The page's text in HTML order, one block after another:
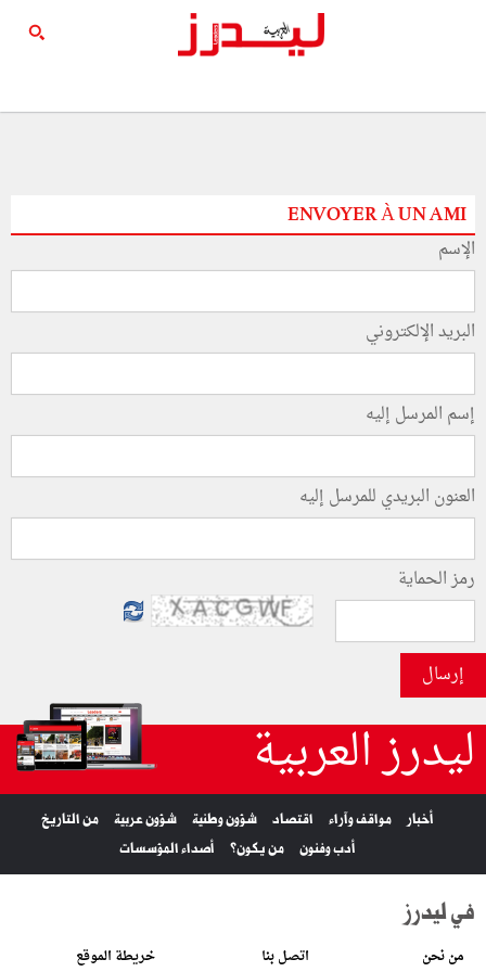
ENVOYER À UN AMI
الإسم
البريد الإلكتروني
إسم المرسل إليه
العنون البريدي للمرسل إليه
رمز الحماية
إرسال
ليدرز العربية
أخبار مواقف وآراء اقتصاد شؤون وطنية شؤون عربية
من التاريخ
أدب وفنون
من يكون؟ أصداء المؤسسات
في ليدرز
من نحن اتصل بنا خريطة الموقع